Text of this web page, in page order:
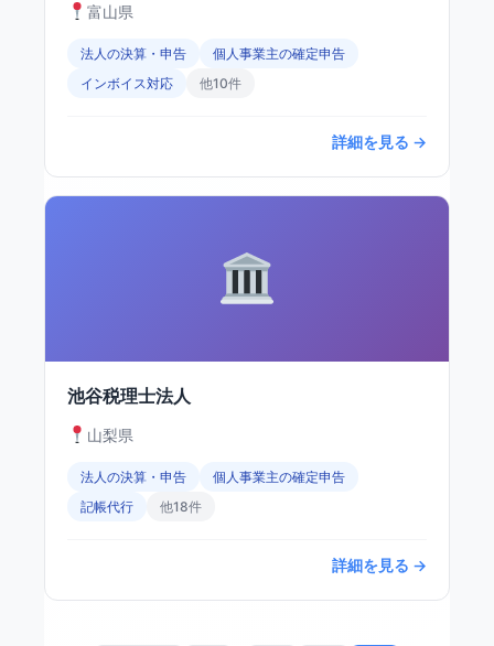
富山県
法人の決算・申告
個人事業主の確定申告
インボイス対応
他10件
詳細を見る →
池谷税理士法人
山梨県
法人の決算・申告
個人事業主の確定申告
記帳代行
他18件
詳細を見る →